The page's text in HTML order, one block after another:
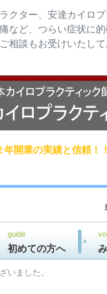
クター、安達カイロプ
など、つらい症状に的
相談もお受けいたし
年開業の実績と信頼！！
guide
初めての方へ
いました。